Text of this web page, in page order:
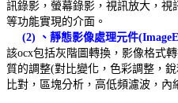
訊錄影，螢幕錄影，視訊放大，視
等功能實現的介面。
(2)
、靜態影像處理元件
該ocx包括灰階圖轉換，影像格式
質的調整(對比變化，色彩調整，
比對，區塊分析，高低頻濾波，內